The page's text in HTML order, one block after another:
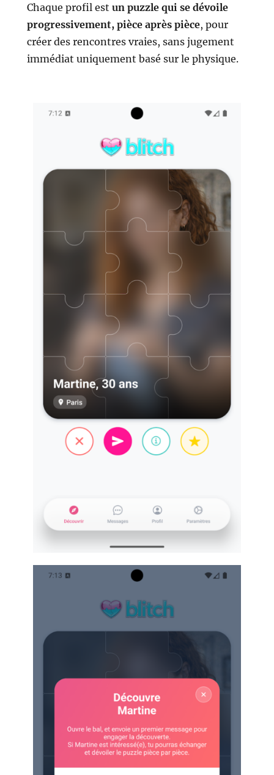
Chaque profil estun puzzle qui se dévoile
progressivement, pièce après pièce, pour
créer des rencontres vraies, sans jugement
immédiat uniquement basé sur le physique.